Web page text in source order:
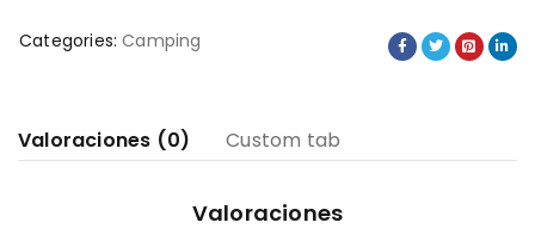
Categories: Camping
Valoraciones (0) Custom tab
Valoraciones